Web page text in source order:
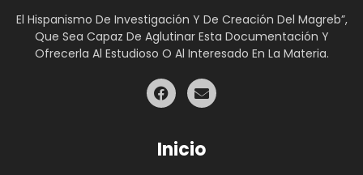
El Hispanismo De Investigación Y De Creación Del Magreb”,
Que Sea Capaz De Aglutinar Esta Documentación Y
Ofrecerla Al Estudioso O Al Interesado En La Materia.
Inicio